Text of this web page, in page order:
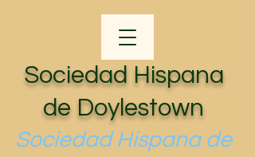
Sociedad Hispana
de Doylestown
Sociedad Hispana de